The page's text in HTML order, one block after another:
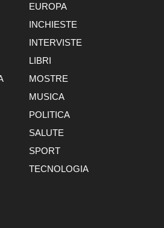
EUROPA
INCHIESTE
INTERVISTE
LIBRI
MOSTRE
MUSICA
POLITICA
SALUTE
SPORT
TECNOLOGIA